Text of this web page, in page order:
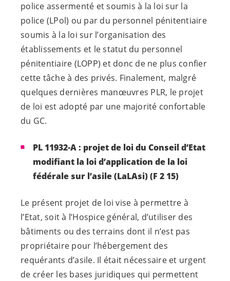
police assermenté et soumis à la loi sur la
police (LPol) ou par du personnel pénitentiaire
soumis à la loi sur l’organisation des
établissements et le statut du personnel
pénitentiaire (LOPP) et donc de ne plus confier
cette tâche à des privés. Finalement, malgré
quelques dernières manœuvres PLR, le projet
de loi est adopté par une majorité confortable
du GC.
PL 11932-A : projet de loi du Conseil d’Etat
modifiant la loi d’application de la loi
fédérale sur l’asile (LaLAsi) (F 2 15)
Le présent projet de loi vise à permettre à
l’Etat, soit à l’Hospice général, d’utiliser des
bâtiments ou des terrains dont il n’est pas
propriétaire pour l’hébergement des
requérants d’asile. Il était nécessaire et urgent
de créer les bases juridiques qui permettent